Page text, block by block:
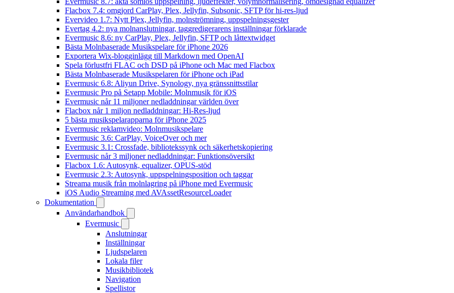
Flacbox 7.4: omgjord CarPlay, Plex, Jellyfin, Subsonic, SFTP för hi-res-ljud
Evervideo 1.7: Nytt Plex, Jellyfin, molnströmning, uppspelningsgester
Evertag 4.2: nya molnanslutningar, taggredigerarens inställningar förklarade
Evermusic 8.6: ny CarPlay, Plex, Jellyfin, SFTP och låttextwidget
Bästa Molnbaserade Musikspelare för iPhone 2026
Exportera Wix-blogginlägg till Markdown med OpenAI
Spela förlustfri FLAC och DSD på iPhone och Mac med Flacbox
Bästa Molnbaserade Musikspelaren för iPhone och iPad
Evermusic 6.8: Aliyun Drive, Synology, nya gränssnittsstilar
Evermusic Pro på Setapp Mobile: Molnmusik för iOS
Evermusic når 11 miljoner nedladdningar världen över
Flacbox når 1 miljon nedladdningar: Hi-Res-ljud
5 bästa musikspelarapparna för iPhone 2025
Evermusic reklamvideo: Molnmusikspelare
Evermusic 3.6: CarPlay, VoiceOver och mer
Evermusic 3.1: Crossfade, bibliotekssynk och säkerhetskopiering
Evermusic når 3 miljoner nedladdningar: Funktionsöversikt
Flacbox 1.6: Autosynk, equalizer, OPUS-stöd
Evermusic 2.3: Autosynk, uppspelningsposition och taggar
Streama musik från molnlagring på iPhone med Evermusic
iOS Audio Streaming med AVAssetResourceLoader
Dokumentation
Användarhandbok
Evermusic
Anslutningar
Inställningar
Ljudspelaren
Lokala filer
Musikbibliotek
Navigation
Spellistor